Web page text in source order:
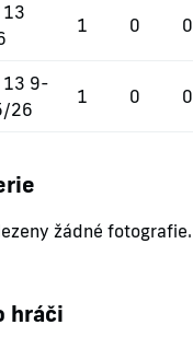
13
1 0 0
13 9-
26
1 0 0
žádné fotografie.
hráči